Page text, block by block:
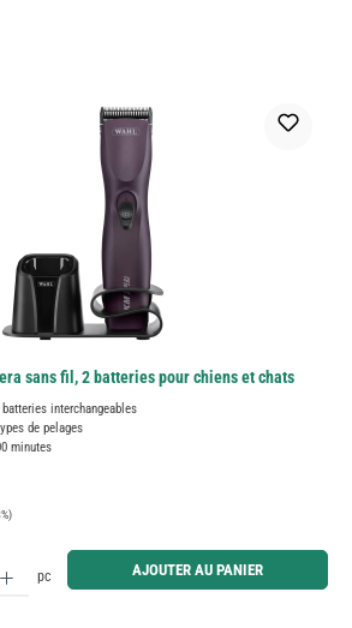
sans fil, 2 batteries pour chiens et chats
interchangeables
de pelages
minutes
souhaitée ou utilisez les boutons pour augmenter ou
pc AJOUTER AU PANIER